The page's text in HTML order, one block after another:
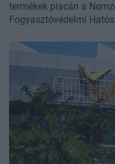
termékek piacán a
Fogyasztóvédelmi
figyelmet fordítanak a
kötelező magyar nyelvű